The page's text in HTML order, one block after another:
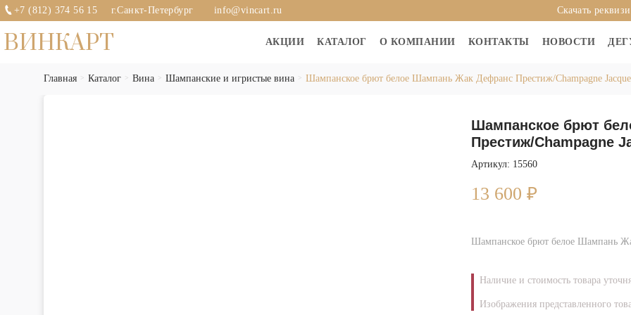
+7 (812) 374 56 15 г.Санкт-Петербург info@vincart.ru Скачать
ВИНКАРТ АКЦИИ КАТАЛОГ О КОМПАНИИ КОНТАКТЫ НОВОСТИ
Главная Каталог Вина Шампанские и игристые вина Шампанское брют белое Шампань Жак Дефранс Престиж/Champagne
Шампанское брют
Престиж/Champagne
Артикул: 15560
13 600 ₽
Шампанское брют белое Шампань
Наличие и стоимость товара
Изображения представленного